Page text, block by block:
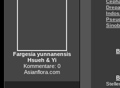
Fargesia yunnanensis
Hsueh & Yi
Kommentare: 0
Asianflora.com